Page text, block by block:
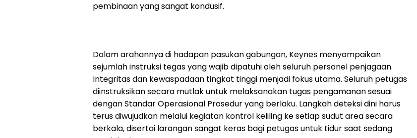
pembinaan yang sangat kondusif.
Dalam arahannya di hadapan pasukan gabungan, Keynes menyampaikan
sejumlah instruksi tegas yang wajib dipatuhi oleh seluruh personel penjagaan.
Integritas dan kewaspadaan tingkat tinggi menjadi fokus utama. Seluruh petugas
diinstruksikan secara mutlak untuk melaksanakan tugas pengamanan sesuai
dengan Standar Operasional Prosedur yang berlaku. Langkah deteksi dini harus
terus diwujudkan melalui kegiatan kontrol keliling ke setiap sudut area secara
berkala, disertai larangan sangat keras bagi petugas untuk tidur saat sedang